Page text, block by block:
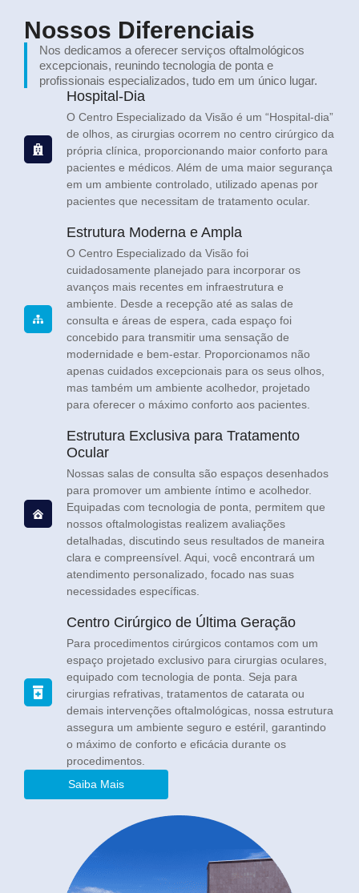
Nossos Diferenciais
Nos dedicamos a oferecer serviços oftalmológicos
excepcionais, reunindo tecnologia de ponta e
profissionais especializados, tudo em um único lugar.
Hospital-Dia
O Centro Especializado da Visão é um “Hospital-dia”
de olhos, as cirurgias ocorrem no centro cirúrgico da
própria clínica, proporcionando maior conforto para
pacientes e médicos. Além de uma maior segurança
em um ambiente controlado, utilizado apenas por
pacientes que necessitam de tratamento ocular.
Estrutura Moderna e Ampla
O Centro Especializado da Visão foi
cuidadosamente planejado para incorporar os
avanços mais recentes em infraestrutura e
ambiente. Desde a recepção até as salas de
consulta e áreas de espera, cada espaço foi
concebido para transmitir uma sensação de
modernidade e bem-estar. Proporcionamos não
apenas cuidados excepcionais para os seus olhos,
mas também um ambiente acolhedor, projetado
para oferecer o máximo conforto aos pacientes.
Estrutura Exclusiva para Tratamento
Ocular
Nossas salas de consulta são espaços desenhados
para promover um ambiente íntimo e acolhedor.
Equipadas com tecnologia de ponta, permitem que
nossos oftalmologistas realizem avaliações
detalhadas, discutindo seus resultados de maneira
clara e compreensível. Aqui, você encontrará um
atendimento personalizado, focado nas suas
necessidades específicas.
Centro Cirúrgico de Última Geração
Para procedimentos cirúrgicos contamos com um
espaço projetado exclusivo para cirurgias oculares,
equipado com tecnologia de ponta. Seja para
cirurgias refrativas, tratamentos de catarata ou
demais intervenções oftalmológicas, nossa estrutura
assegura um ambiente seguro e estéril, garantindo
o máximo de conforto e eficácia durante os
procedimentos.
Saiba Mais